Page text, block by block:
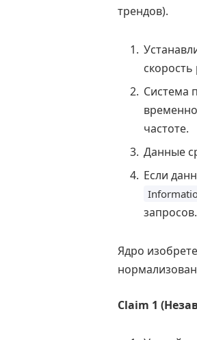
трендов).
скорость
Система
частоте.
Данные
Если
запросов.
Ядро
Claim 1